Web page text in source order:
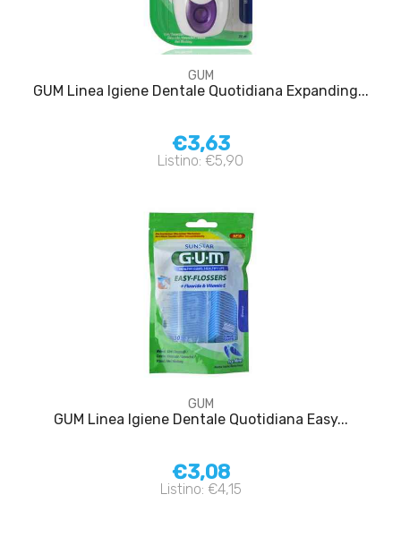
GUM
GUM Linea Igiene Dentale Quotidiana Expanding...
€3,63
Listino: €5,90
GUM
GUM Linea Igiene Dentale Quotidiana Easy...
€3,08
Listino: €4,15